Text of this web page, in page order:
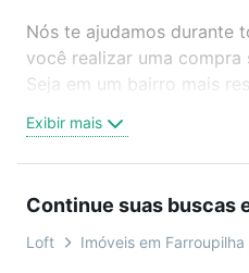
Nós te ajudamos durante
você realizar uma compra
Seja em um bairro mais
oferta ideal de Imóveis à
Farroupilha, RS para
sem compromisso e você
46 mil corretores e
Exibir mais
Continue suas buscas
Loft Imóveis em Farroupilha